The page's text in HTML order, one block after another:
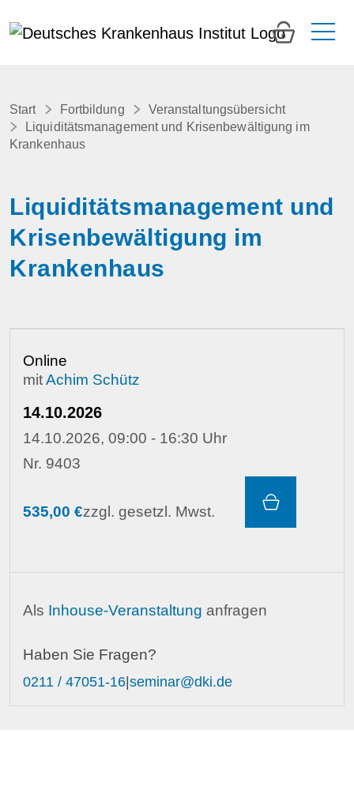
0
Start Fortbildung
Veranstaltungsübersicht
Liquiditätsmanagement und Krisenbewältigung im
Krankenhaus
Liquiditätsmanagement und
Krisenbewältigung im
Krankenhaus
Online
mitAchim Schütz
14.10.2026
14.10.2026, 09:00 - 16:30 Uhr
Nr. 9403
535,00 €zzgl. gesetzl. Mwst.
Als Inhouse-Veranstaltung anfragen
Haben Sie Fragen?
0211 / 47051-16 seminar@dki.de